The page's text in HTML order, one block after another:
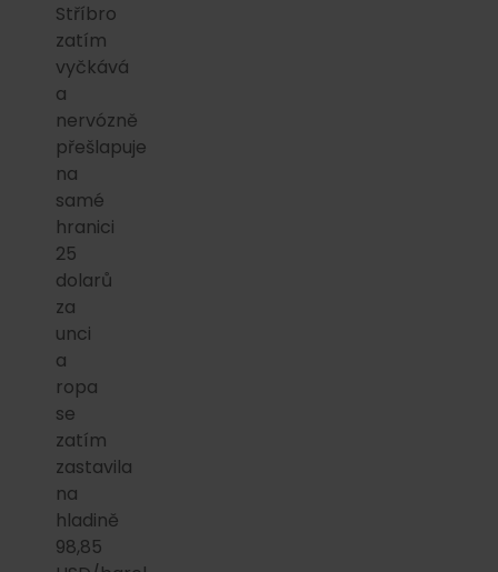
Stříbro
zatím
vyčkává
a
nervózně
přešlapuje
na
samé
hranici
25
dolarů
za
unci
a
ropa
se
zatím
zastavila
na
hladině
98,85